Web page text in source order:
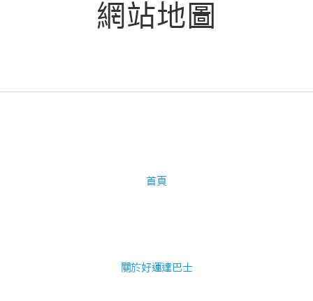
網站地圖
首頁
關於好運達巴士